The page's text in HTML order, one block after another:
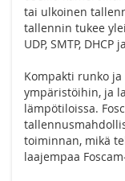
tai ulkoinen
tallennin tukee
UDP, SMTP, DHCP
Kompakti runko
ympäristöihin, ja
lämpötiloissa.
toiminnan, mikä
laajempaa